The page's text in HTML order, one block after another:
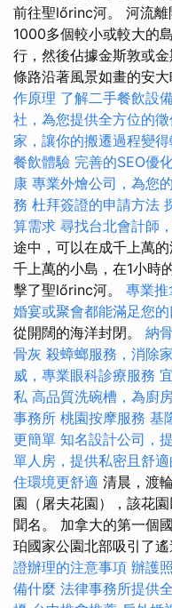
前往聖lőrinc河。 河流
1000多個較小或較大的
行，然後佔據金斯敦或
條路沿著風景如畫的安
作原理 了解二手餐飲設
社，為您提供全方位的
家，讓你的搬遷過程變
餐飲體驗 完善的SEO優
康 專業外燴公司，為您
務 杜拜簽證的申請方法
算需求 尋找台北會計師
途中，可以在成千上萬
千上萬的小島，在1小時
擊了聖lőrinc河。 專業推
婚宴或聚會都能滿足您
從開闊的海洋封閉。 納
骨灰 殺蟑螂服務，消除
威，專業眼科診療服務
私 高品質洗碗槽，為廚
事務所 桃園按摩服務 基
更簡單 知名設計公司，
單人房，提供私密且舒
住環境更舒適 清晨，渡
園（屠夫花園），該花
聞名。 加拿大的第一個
珀國家公園北部吸引了
證辦理的注意事項 辦護
備什麼 法律事務所提供